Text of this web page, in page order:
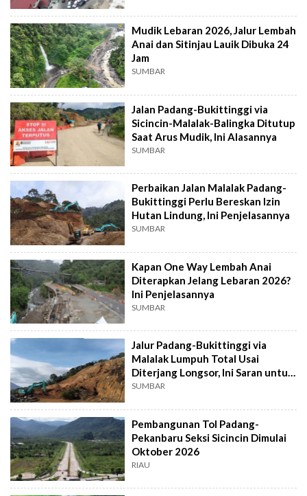
Mudik Lebaran 2026, Jalur Lembah
Anai dan Sitinjau Lauik Dibuka 24
Jam
SUMBAR
Jalan Padang-Bukittinggi via
Sicincin-Malalak-Balingka Ditutup
Saat Arus Mudik, Ini Alasannya
SUMBAR
Perbaikan Jalan Malalak Padang-
Bukittinggi Perlu Bereskan Izin
Hutan Lindung, Ini Penjelasannya
SUMBAR
Kapan One Way Lembah Anai
Diterapkan Jelang Lebaran 2026?
Ini Penjelasannya
SUMBAR
Jalur Padang-Bukittinggi via
Malalak Lumpuh Total Usai
Diterjang Longsor, Ini Saran untuk
Pengendara
SUMBAR
Pembangunan Tol Padang-
Pekanbaru Seksi Sicincin Dimulai
Oktober 2026
RIAU